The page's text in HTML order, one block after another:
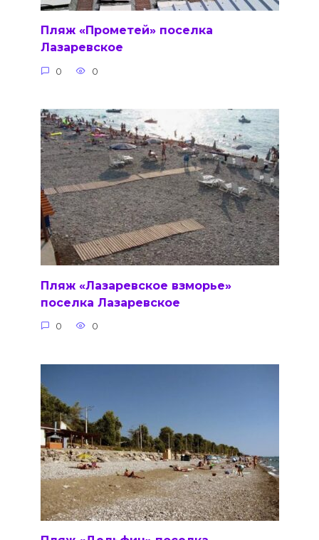
Пляж «Прометей» поселка
Лазаревское
0 0
Пляж «Лазаревское взморье»
поселка Лазаревское
0 0